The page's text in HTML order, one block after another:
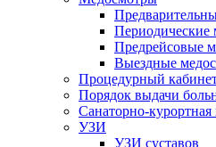
Периодические
Предрейсовые
Выездные
Процедурный
Порядок выдачи
Санаторно-курортная
УЗИ
УЗИ суставов